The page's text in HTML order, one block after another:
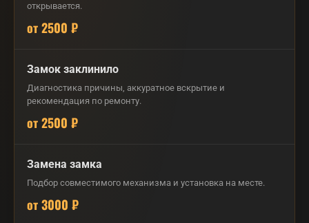
открывается.
от 2500 ₽
Замок заклинило
Диагностика причины, аккуратное вскрытие и
рекомендация по ремонту.
от 2500 ₽
Замена замка
Подбор совместимого механизма и установка на месте.
от 3000 ₽